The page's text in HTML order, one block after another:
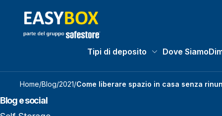
Tipi di deposito Dove Siamo
Home/Blog/2021/Come liberare spazio in casa senza
Blog e social